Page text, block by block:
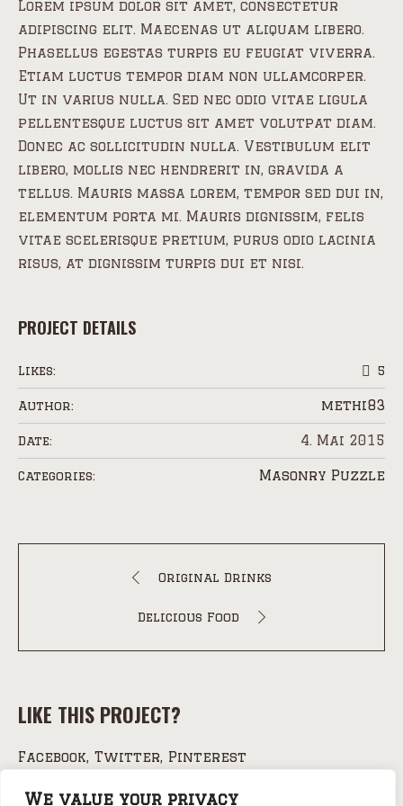
We value your privacy
Lorem ipsum dolor sit amet, consectetur
adipiscing elit. Maecenas ut aliquam libero.
Phasellus egestas turpis eu feugiat viverra.
Etiam luctus tempor diam non ullamcorper.
Ut in varius nulla. Sed nec odio vitae ligula
pellentesque luctus sit amet volutpat diam.
Donec ac sollicitudin nulla. Vestibulum elit
libero, mollis nec hendrerit in, gravida a
tellus. Mauris massa lorem, tempor sed dui in,
elementum porta mi. Mauris dignissim, felis
vitae scelerisque pretium, purus odio lacinia
risus, at dignissim turpis dui et nisi.
PROJECT DETAILS
Likes: 5
Author: methi83
Date: 4. Mai 2015
Categories: Masonry Puzzle
Original Drinks
Delicious Food
LIKE THIS PROJECT?
Facebook Twitter Pinterest